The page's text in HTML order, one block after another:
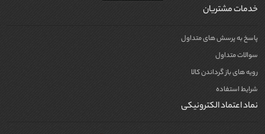
خدمات مشتریان
پاسخ به پرسش های متداول
سوالات متداول
رویه های باز گرداندن کالا
شرایط استفاده
نماد اعتماد الکترونیکی